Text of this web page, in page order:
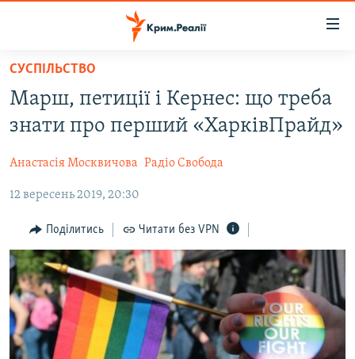
Перейти
основного
матеріалу
до
навігації
Перейти
пошуку
ВОДА.КРИМ
ВІДЕО ТА ФОТО
ПОЛІТИКА
БЛОГИ
ПОГЛЯД
ІНТЕРВ'Ю
ВСЕ ЗА ДЕНЬ
СПЕЦПРОЕКТИ
ДЕПОРТАЦІЯ
ЯК ОБІЙТИ БЛОКУВАННЯ
СУСПІЛЬСТВО
Марш, петиції і Кернес: що треба
знати про перший «ХарківПрайд»
Анастасія Москвичова Радіо Свобода
12 вересень 2019, 20:30
Поділитись Читати без VPN